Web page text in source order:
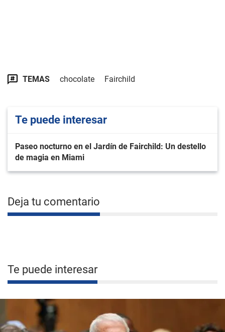
TEMAS chocolate Fairchild
Te puede interesar
Paseo nocturno en el Jardín de Fairchild: Un destello
de magia en Miami
Deja tu comentario
Te puede interesar